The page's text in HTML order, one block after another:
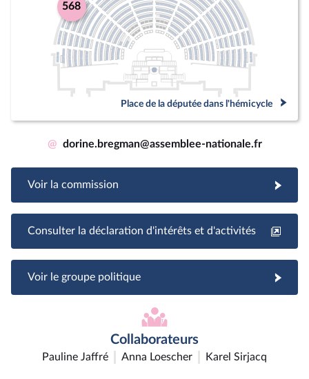
568
Place de la députée dans l'hémicycle
@ dorine.bregman@assemblee-nationale.fr
Voir la commission
Consulter la déclaration d'intérêts et d'activités
Voir le groupe politique
Collaborateurs
Pauline Jaffré Anna Loescher Karel Sirjacq